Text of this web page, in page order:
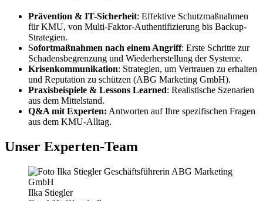
Prävention & IT-Sicherheit: Effektive Schutzmaßnahmen
für KMU, von Multi-Faktor-Authentifizierung bis Backup-
Strategien.
Sofortmaßnahmen nach einem Angriff: Erste Schritte zur
Schadensbegrenzung und Wiederherstellung der Systeme.
Krisenkommunikation: Strategien, um Vertrauen zu erhalten
und Reputation zu schützen (ABG Marketing GmbH).
Praxisbeispiele & Lessons Learned: Realistische Szenarien
aus dem Mittelstand.
Q&A mit Experten: Antworten auf Ihre spezifischen Fragen
aus dem KMU-Alltag.
Unser Experten-Team
Ilka Stiegler